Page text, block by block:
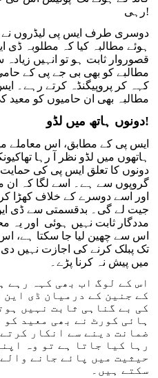
رہی!
دوسری طرف ایس پی لیڈروں نے
ہوئے مطالبہ کیا کہ مطلوبہ ڈی
قصوروار ثابت ہو تو انہیں
مطالبے کو بھی بی جے پی کے
کہہ کر پروپیگنڈہ کرتے رہے۔
مطالبہ بھی ان حامیوں کو
دونوں ہاتھ میں لڈو!
ایس پی کے مطابق، اس معاملے
ہاتھوں میں لڈو نظر آ رہا
دونوں کا تعلق ایس پی کی
گروپوں سے ہے۔ اسے لگا کہ ان
اور اسے دوسرے کے خلاف کھڑا
جیت لے گی۔ بدقسمتی سے ڈی
مددگار ثابت نہیں ہوئی اور یہ
اس سے چھین لیا جا سکتا ہے،
تک پبلک کرنے کی اجازت نہیں
میں پیش نہ کرنا پڑے۔
اس کے لوگ اب بھی کہہ رہے
کے جنین کے درمیان ڈی این
کی بے گناہی ثابت نہیں
ہائی کورٹ نے بھی معید
ضمانت دینے سے انکار
رہا کیا جاتا ہے تو وہ
حیثیت میں پائے جانے
سکتے ہیں۔